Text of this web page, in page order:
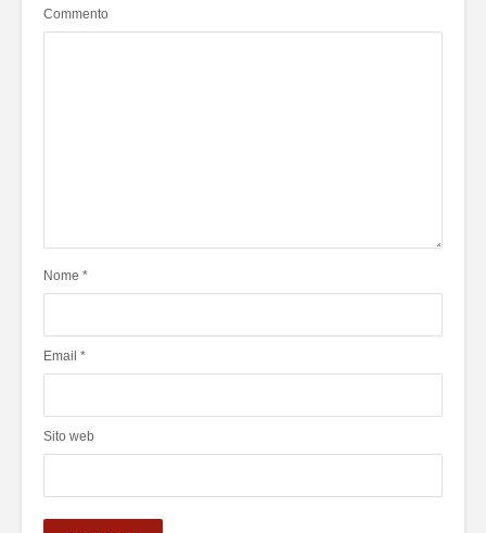
Commento
Nome *
Email *
Sito web